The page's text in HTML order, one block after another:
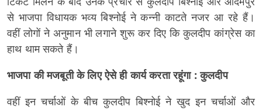
से भाजपा विधायक भव्य बिश्नोई ने कन्नी काटते नजर आ रहे हैं।
वहीं लोगों ने अनुमान भी लगाने शुरू कर दिए कि कुलदीप कांग्रेस का
हाथ थाम सकते हैं।
भाजपा की मजबूती के लिए ऐसे ही कार्य करता रहूंगा : कुलदीप
वहीं इन चर्चाओं के बीच कुलदीप बिश्नोई ने खुद इन चर्चाओं और